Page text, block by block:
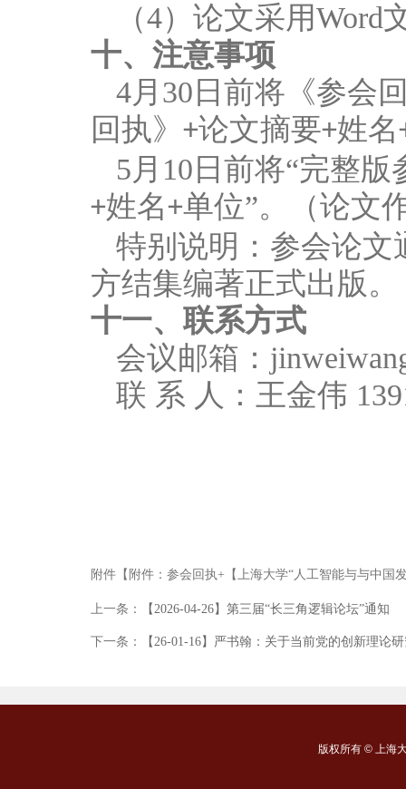
（4）论文采用Word
十、注意事项
4月 30 日前将《参会
回执》 +论文摘要+姓名
5月 10 日前将“完整版
+姓名+单位”。（论文
特别说明：参会论
方结集编著正式出版。
十一、联系方式
会议邮箱：
联 系 人：王金伟
附件【 附件：参会回执+【上海大学“人工智能与与中国
上一条： 【2026-04-26】第三届“长三角逻辑论坛”通知
下一条： 【26-01-16】严书翰：关于当前党的创新理论
版权所有 ©上海